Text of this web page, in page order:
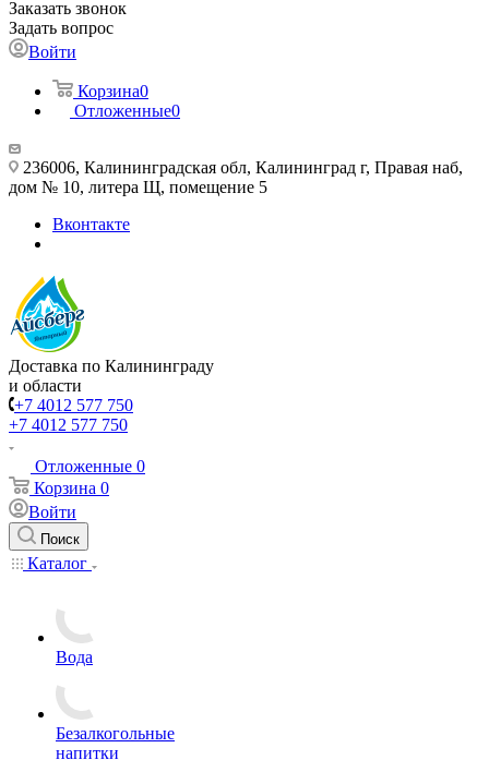
Заказать звонок
Задать вопрос
Войти
Корзина0
Отложенные0
236006, Калининградская обл, Калининград г, Правая наб,
дом № 10, литера Щ, помещение 5
Вконтакте
Доставка по Калининграду
и области
+7 4012 577 750
+7 4012 577 750
Отложенные 0
Корзина 0
Войти
Поиск
Каталог
Вода
Безалкогольные
напитки